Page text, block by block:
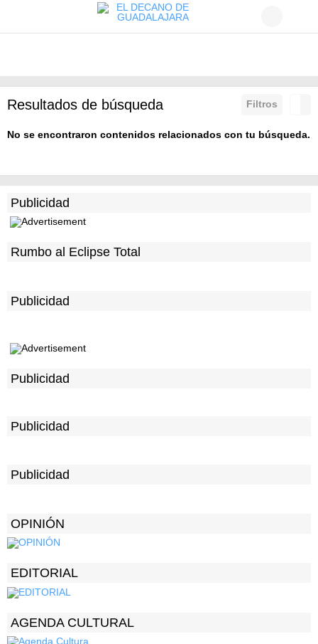
Filtros
Resultados de búsqueda
No se encontraron contenidos relacionados con tu búsqueda.
Publicidad
Rumbo al Eclipse Total
Publicidad
Publicidad
Publicidad
Publicidad
OPINIÓN
EDITORIAL
AGENDA CULTURAL